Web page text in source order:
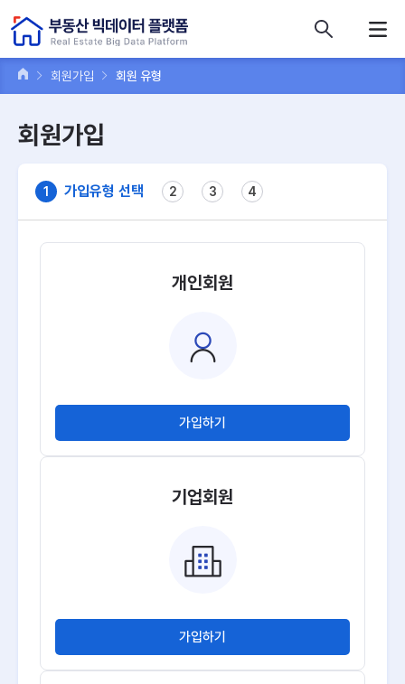
회원가입 회원 유형
회원가입
1 가입유형 선택 2 3 4
개인회원
가입하기
기업회원
가입하기